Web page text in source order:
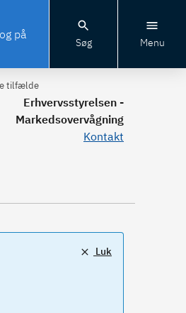
på
Søg Menu
tilfælde
Erhvervsstyrelsen -
Markedsovervågning
Kontakt
Luk